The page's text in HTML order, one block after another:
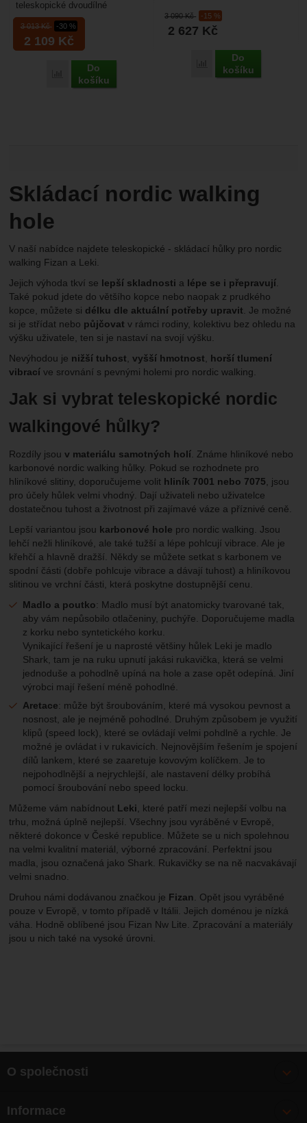
3 013Kč -30 %
2 109 Kč
Přidat 'Leki Spin Shark SL' k porovnání
Do
košíku
teleskopické dvoudílné
nordicwalkingové hole. Upínání
je zajistěno pomocí...
3 090Kč -15 %
2 627 Kč
Přidat 'Leki Smart
Do
košíku
kombinaci...
Skládací nordic walking
hole
V naší nabídce najdete teleskopické - skládací hůlky pro nordic
walking Fizan a Leki.
Jejich výhoda tkví se lepší skladnosti a lépe se i přepravují
Také pokud jdete do většího kopce nebo naopak z prudkého
kopce, můžete si délku dle aktuální potřeby upravit . Je možné
si je střídat nebo půjčovat v rámci rodiny, kolektivu bez ohledu na
výšku uživatele, ten si je nastaví na svojí výšku.
Nevýhodou je nižší tuhost ,vyšší hmotnost
horší tlumení
vibrací ve srovnání s pevnými holemi pro nordic walking.
Jak si vybrat teleskopické nordic
walkingové hůlky?
Rozdíly jsouv materiálu samotných holí . Známe hliníkové nebo
karbonové nordic walking hůlky. Pokud se rozhodnete pro
hliníkové slitiny, doporučujeme volit hliník 7001 nebo 7075 , jsou
pro účely hůlek velmi vhodný. Dají uživateli nebo uživatelce
dostatečnou tuhost a životnost při zajímavé váze a příznivé ceně.
Lepší variantou jsou karbonové hole pro nordic walking. Jsou
lehčí nežli hliníkové, ale také tužší a lépe pohlcují vibrace. Ale je
křehčí a hlavně dražší. Někdy se můžete setkat s karbonem ve
spodní části (dobře pohlcuje vibrace a dávají tuhost) a hliníkovou
slitinou ve vrchní části, která poskytne dostupnější cenu.
Madlo a poutko: Madlo musí být anatomicky tvarované tak,
aby vám nepůsobilo otlačeniny, puchýře. Doporučujeme madla
z korku nebo syntetického korku.
Vynikající řešení je u naprosté většiny hůlek Leki je madlo
Shark, tam je na ruku upnutí jakási rukavička, která se velmi
jednoduše a pohodlně upíná na hole a zase opět odepíná. Jiní
výrobci mají řešení méně pohodlné.
Aretace: může být šroubováním, které má vysokou pevnost a
nosnost, ale je nejméně pohodlné. Druhým způsobem je využití
klipů (speed lock), které se ovládají velmi pohdlně a rychle. Je
možné je ovládat i v rukavicích. Nejnovějším řešením je spojení
dílů lankem, které se zaaretuje kovovým kolíčkem. Je to
nejpohodlnější a nejrychlejší, ale nastavení délky probíhá
pomocí šroubování nebo speed locku.
Můžeme vám nabídnout Leki , které patří mezi nejlepší volbu na
trhu, možná úplně nejlepší. Všechny jsou vyráběné v Evropě,
některé dokonce v České republice. Můžete se u nich spolehnou
na velmi kvalitní materiál, výborné zpracování. Perfektní jsou
madla, jsou označená jako Shark. Rukavičky se na ně nacvakávají
velmi snadno.
Druhou námi dodávanou značkou je Fizan . Opět jsou vyráběné
pouze v Evropě, v tomto případě v Itálii. Jejich doménou je nízká
váha. Hodně oblíbené jsou Fizan Nw Lite. Zpracování a materiály
jsou u nich také na vysoké úrovni.
O společnosti
O nás
Informace